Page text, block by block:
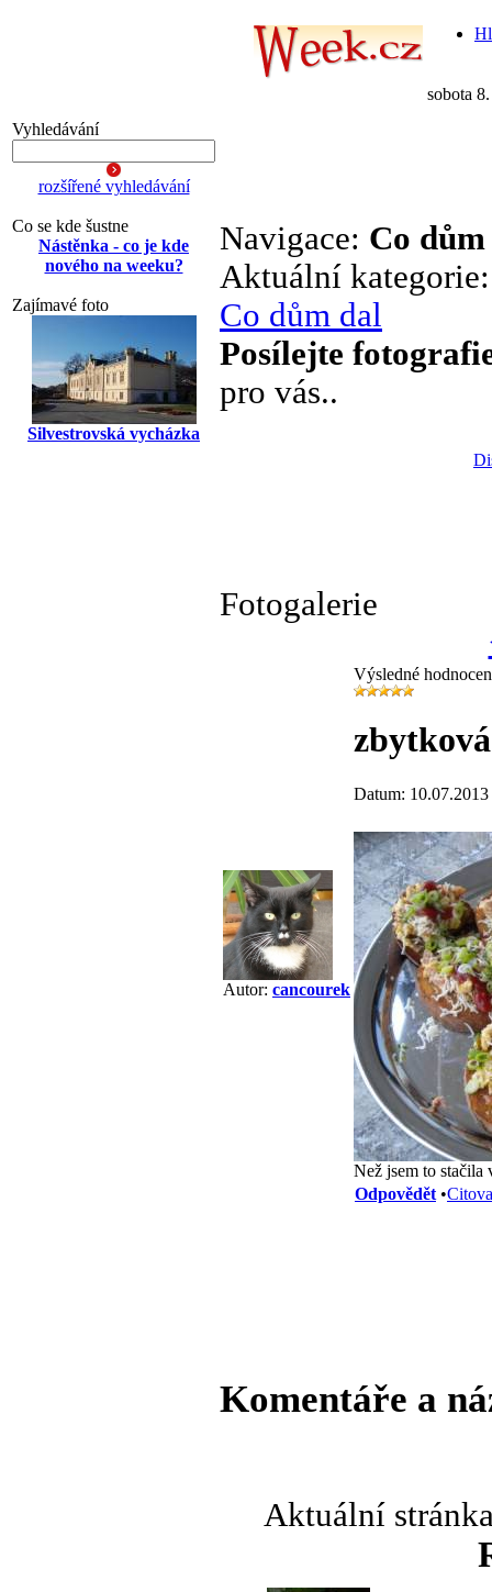
sobota
Vyhledávání
rozšířené vyhledávání
Co se kde šustne
Nástěnka - co je kde
nového na weeku?
Zajímavé foto
Silvestrovská vycházka
Navigace: Co
Aktuální
Co dům dal
Posílejte
pro vás..
Fotogalerie
Autor: cancourek
Výsledné
Datum:
Než jsem to
Odpovědět •
Komentáře a
Aktuální